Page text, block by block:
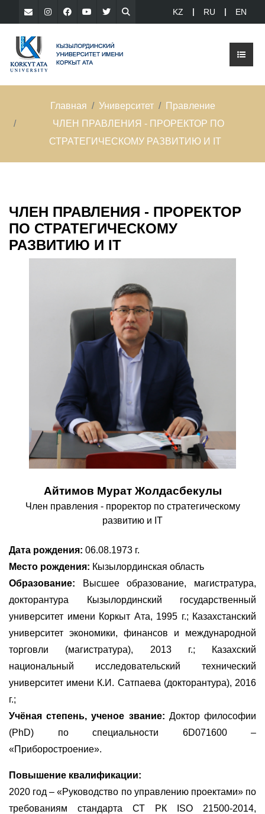
KZ RU EN
Главная Университет
Правление
ЧЛЕН ПРАВЛЕНИЯ - ПРОРЕКТОР ПО
СТРАТЕГИЧЕСКОМУ РАЗВИТИЮ И IT
ЧЛЕН ПРАВЛЕНИЯ - ПРОРЕКТОР
ПО СТРАТЕГИЧЕСКОМУ
РАЗВИТИЮ И IT
Айтимов Мурат Жолдасбекулы
Член правления - проректор по стратегическому
развитию и IT
Дата рождения: 06.08.1973 г.
Место рождения: Кызылординская область
Образование:
Высшее образование, магистратура,
докторантура
Кызылординский государственный
университет имени Коркыт Ата, 1995 г.; Казахстанский
университет экономики, финансов и международной
торговли (магистратура), 2013 г.; Казахский
национальный исследовательский технический
университет имени К.И. Сатпаева (докторантура), 2016
г.;
Учёная степень, ученое звание: Доктор философии
(PhD) по специальности 6D071600 –
«Приборостроение».
Повышение квалификации:
2020 год – «Руководство по управлению проектами» по
требованиям стандарта СТ РК ISO 21500-2014,